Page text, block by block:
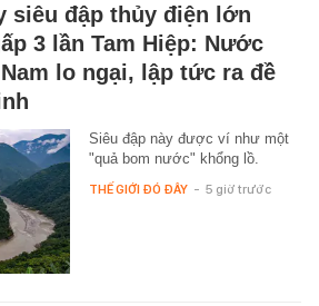
siêu đập thủy điện lớn
3 lần Tam Hiệp: Nước
lo ngại, lập tức ra đề
Siêu đập này được ví như một
"quả bom nước" khổng lồ.
THẾ GIỚI ĐÓ ĐÂY - 5 giờ trước